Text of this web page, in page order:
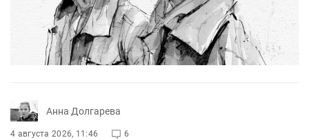
Анна Долгарева
4 августа 2026, 11:46 6